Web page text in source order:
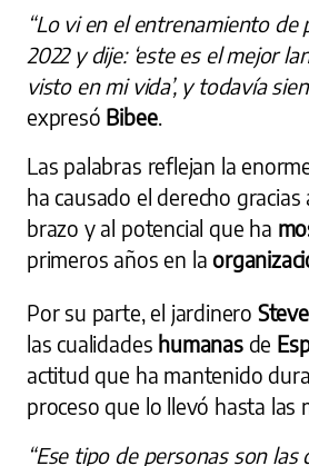
“Lo vi en el entrenamiento de
2022 y dije: ‘este es el mejor
visto en mi vida’, y todavía
expresó Bibee.
Las palabras reflejan la
ha causado el derecho gracias
brazo y al potencial que ha
primeros años en la
Por su parte, el jardinero
las cualidades humanas de
actitud que ha mantenido
proceso que lo llevó hasta las
“Ese tipo de personas son las